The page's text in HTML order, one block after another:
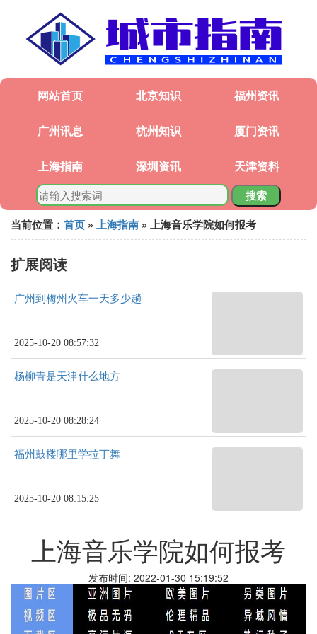
网站首页 北京知识 福州资讯
广州讯息 杭州知识 厦门资讯
上海指南 深圳资讯 天津资料
搜索
当前位置： 首页 » 上海指南 » 上海音乐学院如何报考
扩展阅读
广州到梅州火车一天多少趟
2025-10-20 08:57:32
杨柳青是天津什么地方
2025-10-20 08:28:24
福州鼓楼哪里学拉丁舞
2025-10-20 08:15:25
上海音乐学院如何报考
发布时间: 2022-01-30 15:19:52